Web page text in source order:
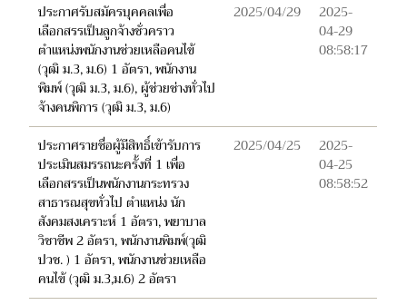
ประกาศรับสมัครบุคคลเพื่อ
เลือกสรรเป็นลูกจ้างชั่วคราว
ตำแหน่งพนักงานช่วยเหลือคนไข้
(วุฒิ ม.3, ม.6) 1 อัตรา, พนักงาน
พิมพ์ (วุฒิ ม.3, ม.6), ผู้ช่วยช่างทั่วไป
จ้างคนพิการ (วุฒิ ม.3, ม.6)
2025/04/29
2025-
04-29
08:58:17
ประกาศรายชื่อผู้มีสิทธิ์เข้ารับการ
ประเมินสมรรถนะครั้งที่ 1 เพื่อ
เลือกสรรเป็นพนักงานกระทรวง
สาธารณสุขทั่วไป ตำแหน่ง นัก
สังคมสงเคราะห์ 1 อัตรา, พยาบาล
วิชาชีพ 2 อัตรา, พนักงานพิมพ์(วุฒิ
ปวช. ) 1 อัตรา, พนักงานช่วยเหลือ
คนไข้ (วุฒิ ม.3,ม.6) 2 อัตรา
2025/04/25
2025-
04-25
08:58:52